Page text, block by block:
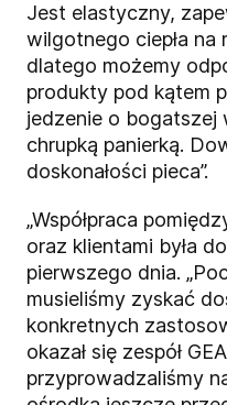
Jest elastyczny,
wilgotnego ciepła na
dlatego możemy
produkty pod kątem
jedzenie o bogatszej
chrupką panierką.
doskonałości pieca”.
„Współpraca
oraz klientami była
pierwszego dnia.
musieliśmy zyskać
konkretnych
okazał się zespół
przyprowadzaliśmy